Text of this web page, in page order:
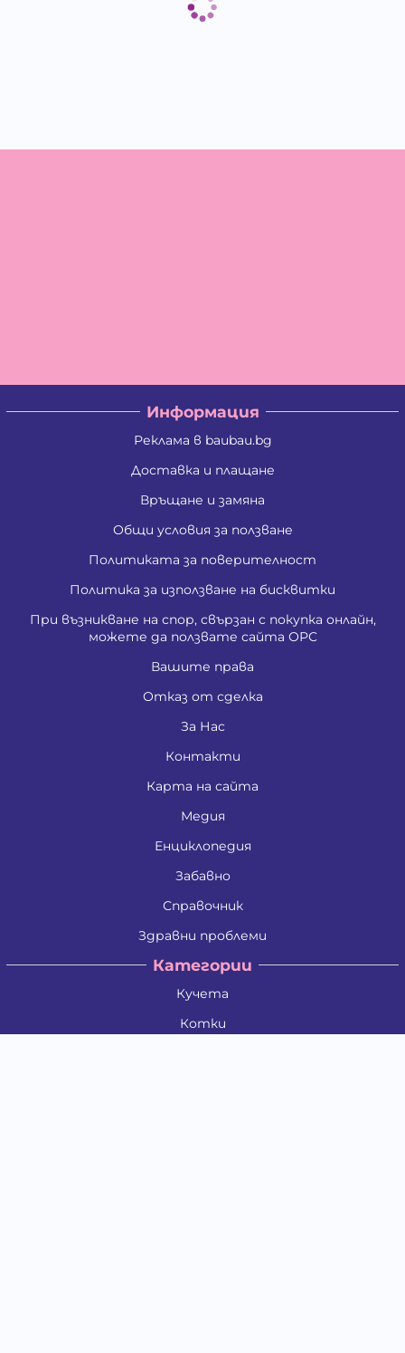
Информация
Реклама в baubau.bg
Доставка и плащане
Връщане и замяна
Общи условия за ползване
Политиката за поверителност
Политика за използване на бисквитки
При възникване на спор, свързан с покупка онлайн,
можете да ползвате сайта ОРС
Вашите права
Отказ от сделка
За Нас
Контакти
Карта на сайта
Медия
Енциклопедия
Забавно
Справочник
Здравни проблеми
Категории
Кучета
Котки